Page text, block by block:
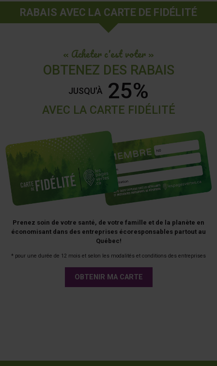
RABAIS AVEC LA CARTE DE FIDÉLITÉ
« Acheter c'est voter »
OBTENEZ DES RABAIS
JUSQU'À 25%
AVEC LA CARTE FIDÉLITÉ
Prenez soin de votre santé, de votre famille et de la planète en
économisant dans des entreprises écoresponsables partout au
Québec!
* pour une durée de 12 mois et selon les modalités et conditions des entreprises
OBTENIR MA CARTE